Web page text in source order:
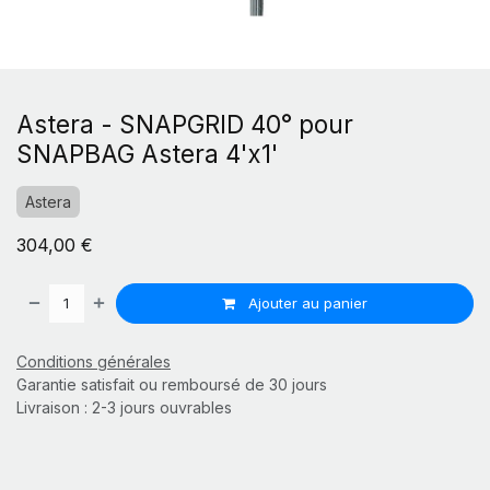
Astera - SNAPGRID 40° pour
SNAPBAG Astera 4'x1'
Astera
304,00 €
Ajouter au panier
Conditions générales
Garantie satisfait ou remboursé de 30 jours
Livraison : 2-3 jours ouvrables